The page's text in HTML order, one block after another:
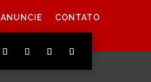
ANUNCIE CONTATO